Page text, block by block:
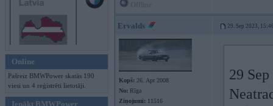
Online
Pašreiz BMWPower skatās 190
viesi un 4 reģistrēti lietotāji.
Ienākt BMWPower
Ervalds 29. Sep 2023,
Kopš: 26. Apr 2008
No: Rīga
Ziņojumi: 11516
29